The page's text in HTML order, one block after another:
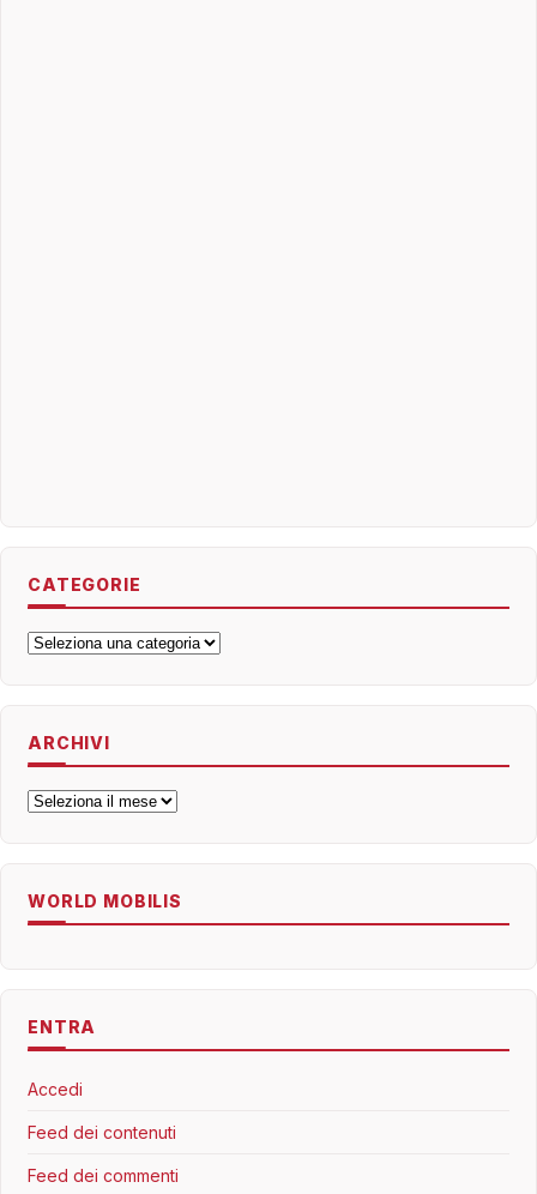
CATEGORIE
Categorie
ARCHIVI
Archivi
WORLD MOBILIS
ENTRA
Accedi
Feed dei contenuti
Feed dei commenti